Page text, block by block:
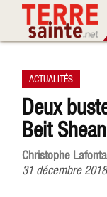
ACTUALITÉS
Deux
Beit Shean
Christophe
31 décembre 2018